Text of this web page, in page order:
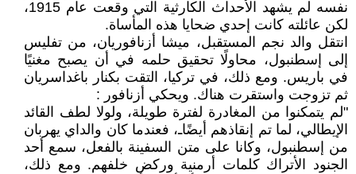
نفسه لم يشهد الأحداث الكارثية التي وقعت عام 1915،
لكن عائلته كانت إحدي ضحايا هذه المأساة.
انتقل والد نجم المستقبل، ميشا أزنافوريان، من تفليس
إلى إسطنبول، محاولًا تحقيق حلمه في أن يصبح مغنيًا
في باريس. ومع ذلك، في تركيا، التقت بكنار باغداسريان
ثم تزوجت واستقرت هناك. ويحكي أزنافور :
"لم يتمكنوا من المغادرة لفترة طويلة، ولولا لطف القائد
الإيطالي، لما تم إنقاذهم أيضًاـ، فعندما كان والداي يهربان
من إسطنبول، وكانا على متن السفينة بالفعل، سمع أحد
الجنود الأتراك كلمات أرمنية وركض خلفهم. ومع ذلك،